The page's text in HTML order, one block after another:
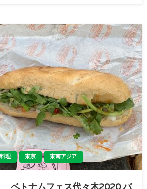
理 東京 東南アジア
ベトナムフェス代々木2020 バ